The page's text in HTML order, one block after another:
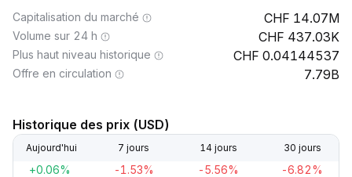
Capitalisation du marché 14.07M
Volume sur 24 h 437.03K
Plus haut niveau historique 0.04144537
Offre en circulation 7.79B
Historique des prix (USD)
Aujourd'hui 7 jours 14 jours 30 jours
+0.06% -1.53% -5.56% -6.82%